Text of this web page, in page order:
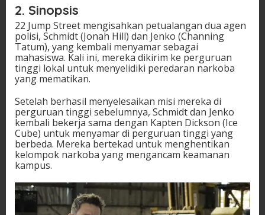
2. Sinopsis
22 Jump Street mengisahkan petualangan dua agen
polisi, Schmidt (Jonah Hill) dan Jenko (Channing
Tatum), yang kembali menyamar sebagai
mahasiswa. Kali ini, mereka dikirim ke perguruan
tinggi lokal untuk menyelidiki peredaran narkoba
yang mematikan.
Setelah berhasil menyelesaikan misi mereka di
perguruan tinggi sebelumnya, Schmidt dan Jenko
kembali bekerja sama dengan Kapten Dickson (Ice
Cube) untuk menyamar di perguruan tinggi yang
berbeda. Mereka bertekad untuk menghentikan
kelompok narkoba yang mengancam keamanan
kampus.